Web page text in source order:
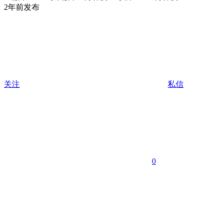
2年前发布
关注 私信
0